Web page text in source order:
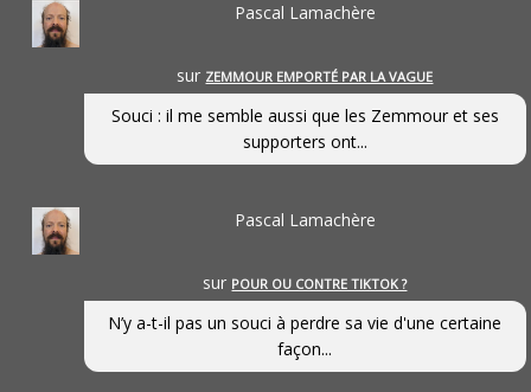
Pascal Lamachère
sur ZEMMOUR EMPORTÉ PAR LA VAGUE
Souci : il me semble aussi que les Zemmour et ses
supporters ont...
Pascal Lamachère
sur POUR OU CONTRE TIKTOK ?
N’y a-t-il pas un souci à perdre sa vie d'une certaine
façon...